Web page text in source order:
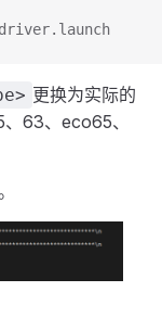
更换为实际的
63、eco65、